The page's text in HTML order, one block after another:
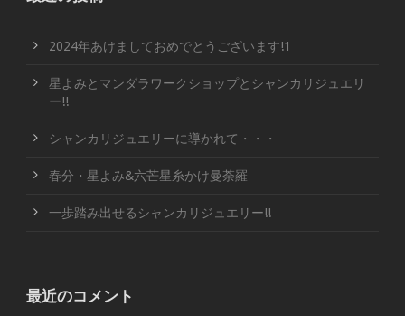
2024年あけましておめでとうございます!1
星よみとマンダラワークショップとシャンカリジュエリ
ー!!
シャンカリジュエリーに導かれて・・・
春分・星よみ&六芒星糸かけ曼荼羅
一歩踏み出せるシャンカリジュエリー!!
最近のコメント